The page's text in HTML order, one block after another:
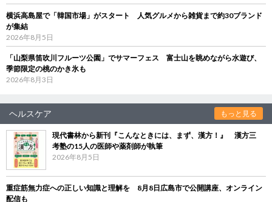
横浜高島屋で「韓国市場」がスタート 人気グルメから雑貨まで約30ブランド
が集結
2026年8月5日
「山梨県笛吹川フルーツ公園」でサマーフェス 富士山を眺めながら水遊び、
季節限定の桃のかき氷も
2026年8月3日
ヘルスケア もっと見る
現代書林から新刊『こんなときには、まず、漢方！』 漢方三
考塾の15人の医師や薬剤師が執筆
2026年8月5日
重症筋無力症への正しい知識と理解を 8月8日広島市で公開講座、オンライン
配信も